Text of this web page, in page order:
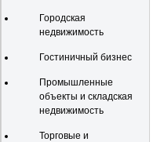
Городская
недвижимость
Гостиничный бизнес
Промышленные
объекты и складская
недвижимость
Торговые и